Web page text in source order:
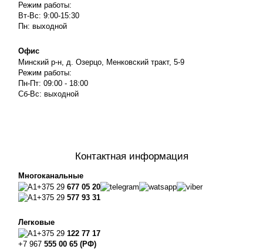
Режим работы:
Вт-Вс: 9:00-15:30
Пн: выходной
Офис
Минский р-н, д. Озерцо, Менковский тракт, 5-9
Режим работы:
Пн-Пт: 09:00 - 18:00
Сб-Вс: выходной
Контактная информация
Многоканальные
+375 29 677 05 20
+375 29 577 93 31
Легковые
+375 29 122 77 17
+7 967 555 00 65 (РФ)